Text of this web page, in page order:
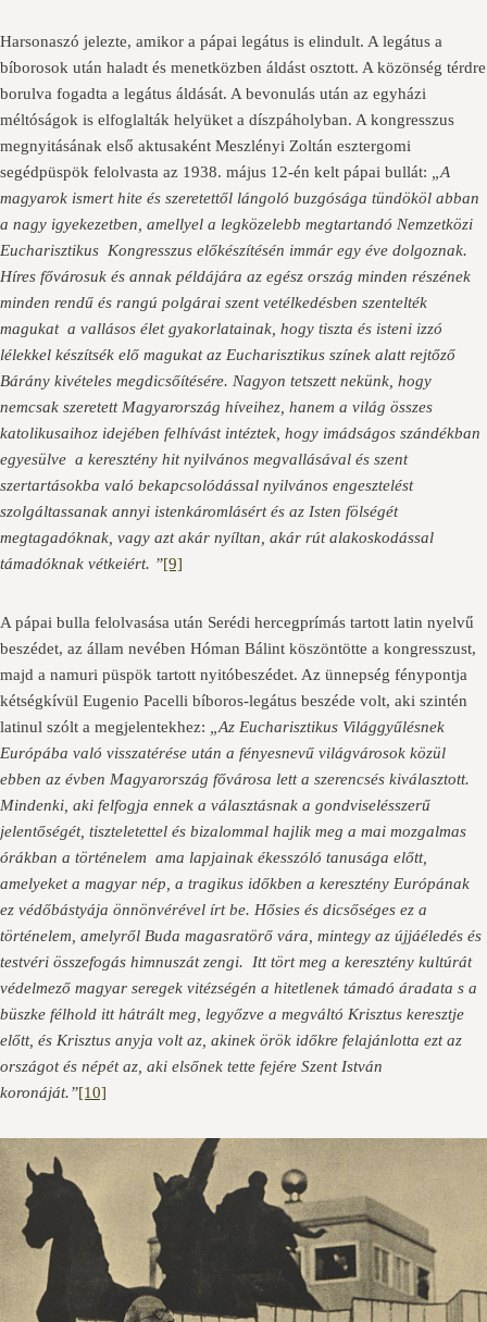
Harsonaszó jelezte, amikor a pápai legátus is elindult. A legátus a
bíborosok után haladt és menetközben áldást osztott. A közönség térdre
borulva fogadta a legátus áldását. A bevonulás után az egyházi
méltóságok is elfoglalták helyüket a díszpáholyban. A kongresszus
megnyitásának első aktusaként Meszlényi Zoltán esztergomi
segédpüspök felolvasta az 1938. május 12-én kelt pápai bullát:
„A
magyarok ismert hite és szeretettől lángoló buzgósága tündököl abban
a nagy igyekezetben, amellyel a legközelebb megtartandó Nemzetközi
Eucharisztikus Kongresszus előkészítésén immár egy éve dolgoznak.
Híres fővárosuk és annak példájára az egész ország minden részének
minden rendű és rangú polgárai szent vetélkedésben szentelték
magukat a vallásos élet gyakorlatainak, hogy tiszta és isteni izzó
lélekkel készítsék elő magukat az Eucharisztikus színek alatt rejtőző
Bárány kivételes megdicsőítésére. Nagyon tetszett nekünk, hogy
nemcsak szeretett Magyarország híveihez, hanem a világ összes
katolikusaihoz idejében felhívást intéztek, hogy imádságos szándékban
egyesülve a keresztény hit nyilvános megvallásával és szent
szertartásokba való bekapcsolódással nyilvános engesztelést
szolgáltassanak annyi istenkáromlásért és az Isten fölségét
megtagadóknak, vagy azt akár nyíltan, akár rút alakoskodással
támadóknak vétkeiért. ”[9]
A pápai bulla felolvasása után Serédi hercegprímás tartott latin nyelvű
beszédet, az állam nevében Hóman Bálint köszöntötte a kongresszust,
majd a namuri püspök tartott nyitóbeszédet. Az ünnepség fénypontja
kétségkívül Eugenio Pacelli bíboros-legátus beszéde volt, aki szintén
latinul szólt a megjelentekhez:
„Az Eucharisztikus Világgyűlésnek
Európába való visszatérése után a fényesnevű világvárosok közül
ebben az évben Magyarország fővárosa lett a szerencsés kiválasztott.
Mindenki, aki felfogja ennek a választásnak a gondviselésszerű
jelentőségét, tiszteletettel és bizalommal hajlik meg a mai mozgalmas
órákban a történelem ama lapjainak ékesszóló tanusága előtt,
amelyeket a magyar nép, a tragikus időkben a keresztény Európának
ez védőbástyája önnönvérével írt be. Hősies és dicsőséges ez a
történelem, amelyről Buda magasratörő vára, mintegy az újjáéledés és
testvéri összefogás himnuszát zengi. Itt tört meg a keresztény kultúrát
védelmező magyar seregek vitézségén a hitetlenek támadó áradata s a
büszke félhold itt hátrált meg, legyőzve a megváltó Krisztus keresztje
előtt, és Krisztus anyja volt az, akinek örök időkre felajánlotta ezt az
országot és népét az, aki elsőnek tette fejére Szent István
koronáját.”[10]